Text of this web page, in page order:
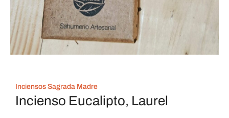
Inciensos Sagrada Madre
Incienso Eucalipto, Laurel